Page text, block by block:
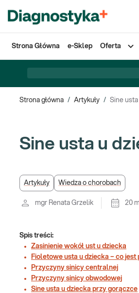
Strona Główna e-Sklep Oferta
Strona główna / Artykuły / Sine
Sine usta u
Artykuły Wiedza o chorobach
mgr Renata Grzelik 20
Spis treści:
Zasinienie wokół ust u dziecka
Fioletowe usta u dziecka – co jest
Przyczyny sinicy centralnej
Przyczyny sinicy obwodowej
Sine usta u dziecka przy gorączce